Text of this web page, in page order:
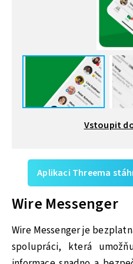
Vstoupit
Aplikaci Threema
Wire Messenger
Wire Messenger je
spolupráci, která